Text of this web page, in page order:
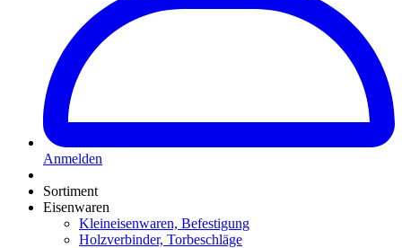
Anmelden
Sortiment
Eisenwaren
Kleineisenwaren, Befestigung
Holzverbinder, Torbeschläge